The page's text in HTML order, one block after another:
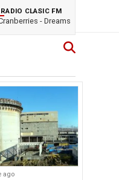
CLASIC FM
- Dreams
ago